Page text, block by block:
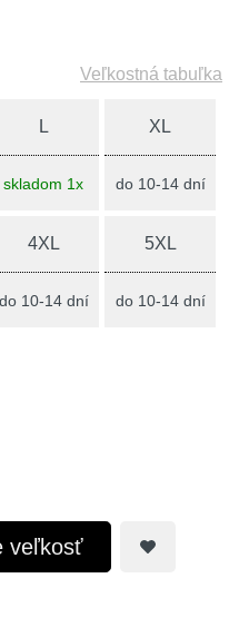
Veľkostná tabuľka
L
skladom 1x
XL
do 10-14 dní
4XL
do 10-14 dní
5XL
do 10-14 dní
veľkosť